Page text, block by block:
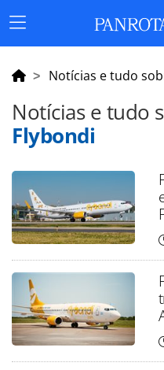
Menu
Principal
Notícias e tudo
Notícias e tudo
Flybondi